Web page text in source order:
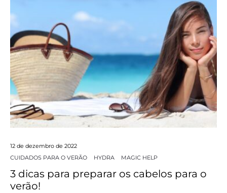
12 de dezembro de 2022
CUIDADOS PARA O VERÃO
HYDRA MAGIC HELP
3 dicas para preparar os cabelos para o
verão!